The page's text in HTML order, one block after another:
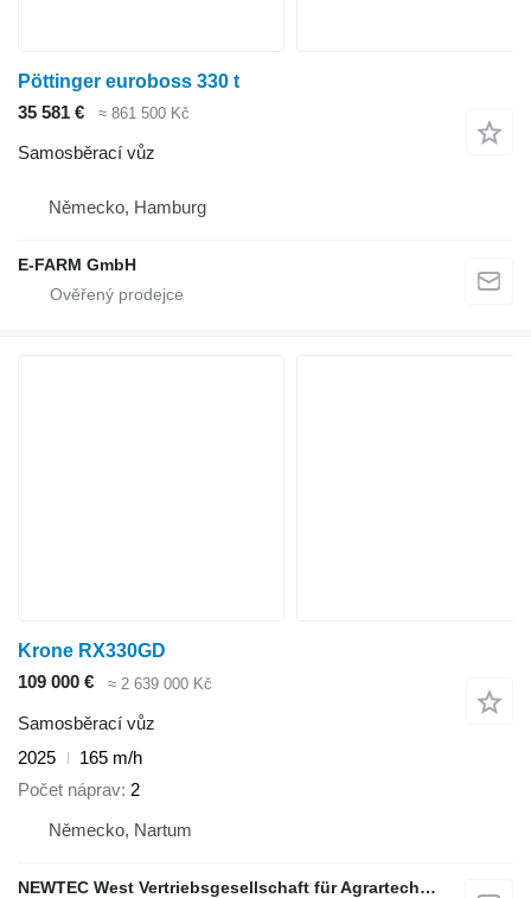
Pöttinger euroboss 330 t
35 581 €
≈ 861 500 Kč
Samosběrací vůz
Německo, Hamburg
E-FARM GmbH
Krone RX330GD
109 000 €
≈ 2 639 000 Kč
Samosběrací vůz
2025
165 m/h
Počet náprav 2
Německo, Nartum
NEWTEC West Vertriebsgesellschaft für Agrartechnik mbH